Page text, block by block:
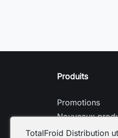
Produits
Promotions
Nouveaux
Meilleures
TotalFroid Distribution